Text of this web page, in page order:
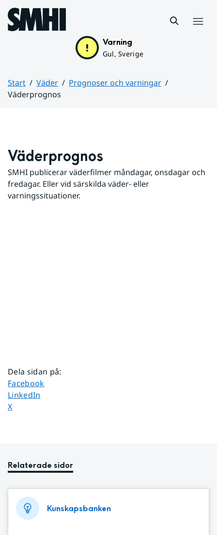
Hoppa till sidans innehåll
Varning
Gul, Sverige
Start Väder
Prognoser och varningar
Väderprognos
Väderprognos
SMHI publicerar väderfilmer måndagar, onsdagar och
fredagar. Eller vid särskilda väder- eller
varningssituationer.
Dela sidan på:
Dela sidan på
Facebook
Dela sidan på
LinkedIn
Dela sidan på
X
Relaterade sidor
Kunskapsbanken